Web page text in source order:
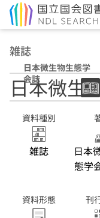
雑誌
日本微生物生態学
会誌
日本微生
資料種別
雑誌
日本
態学
資料形態 刊